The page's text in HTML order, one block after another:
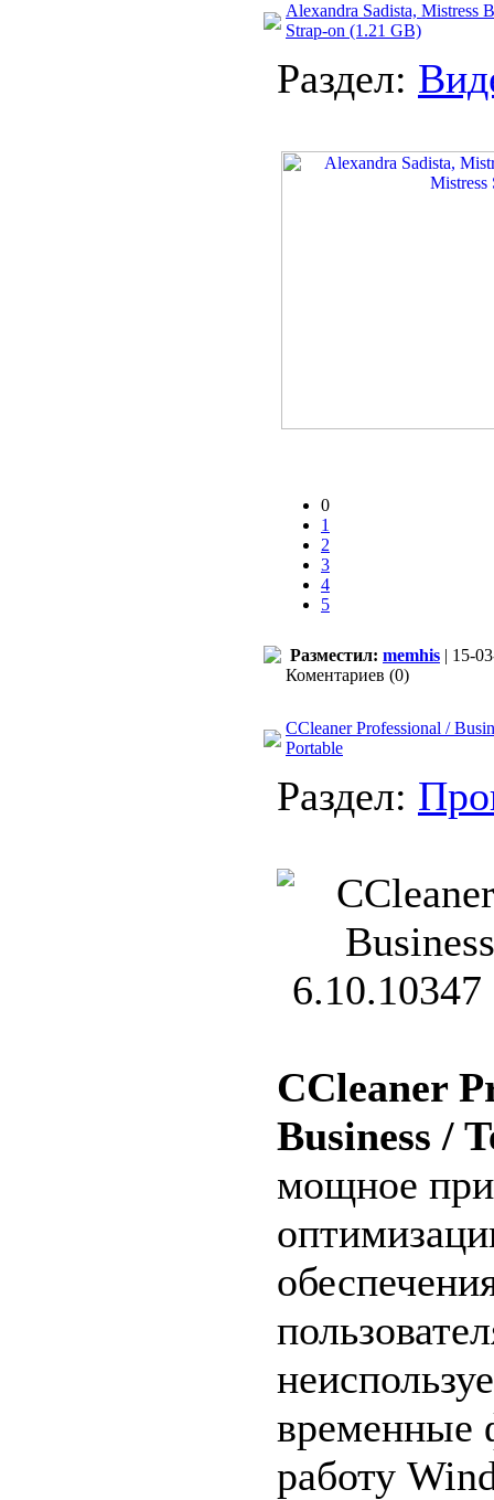
Alexandra Sadista, Mistress
Strap-on (1.21 GB)
Раздел:
0
1
2
3
4
5
Разместил: memhis | 15-
Коментариев (0)
CCleaner Professional /
Portable
Раздел:
CCleaner
Business /
мощное
временные
работу